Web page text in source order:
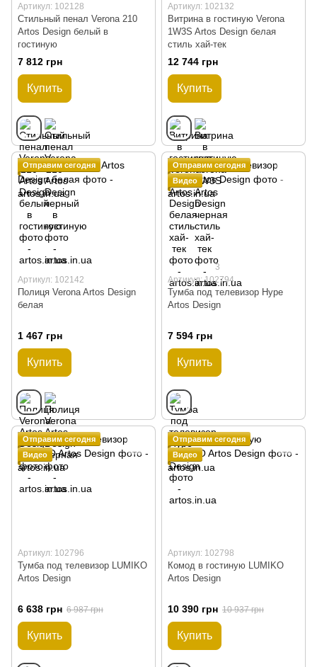
Артикул: 102128
Стильный пенал Verona 210
Artos Design белый в
гостиную
7 812 грн
Купить
Артикул: 102132
Витрина в гостиную Verona
1W3S Artos Design белая
стиль хай-тек
12 744 грн
Купить
Отправим сегодня
Артикул: 102142
Полиця Verona Artos Design
белая
1 467 грн
Купить
Отправим сегодня
Видео
3
Артикул: 102794
Тумба под телевизор Hype
Artos Design
7 594 грн
Купить
Отправим сегодня
Видео
Артикул: 102796
Тумба под телевизор LUMIKO
Artos Design
6 638 грн 6 987 грн
Купить
Отправим сегодня
Видео
Артикул: 102798
Комод в гостиную LUMIKO
Artos Design
10 390 грн 10 937 грн
Купить